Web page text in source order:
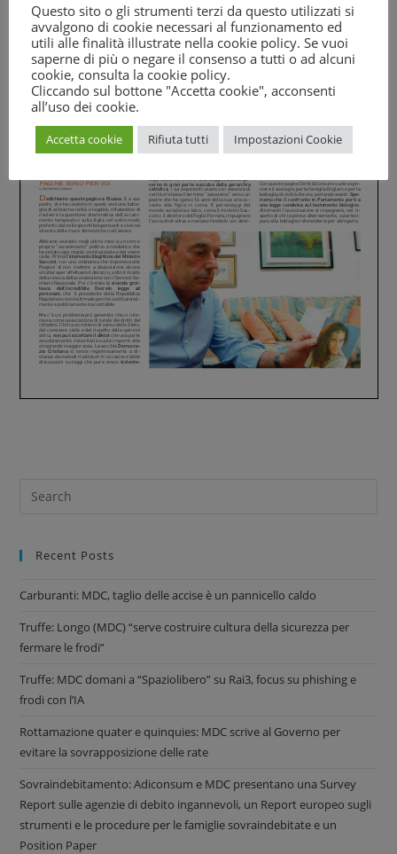
Recent Posts
Carburanti: MDC, taglio delle accise è un pannicello caldo
Truffe: Longo (MDC) “serve costruire cultura della sicurezza per
fermare le frodi”
Truffe: MDC domani a “Spaziolibero” su Rai3, focus su phishing e
frodi con l’IA
Rottamazione quater e quinquies: MDC scrive al Governo per
evitare la sovrapposizione delle rate
Sovraindebitamento: Adiconsum e MDC presentano una Survey
Report sulle agenzie di debito ingannevoli, un Report europeo sugli
strumenti e le procedure per le famiglie sovraindebitate e un
Position Paper
Questo sito o gli strumenti terzi da questo utilizzati si
avvalgono di cookie necessari al funzionamento ed
utili alle finalità illustrate nella cookie policy. Se vuoi
saperne di più o negare il consenso a tutti o ad alcuni
cookie, consulta la cookie policy.
Cliccando sul bottone "Accetta cookie", acconsenti
all’uso dei cookie.
Accetta cookie Rifiuta tutti Impostazioni Cookie